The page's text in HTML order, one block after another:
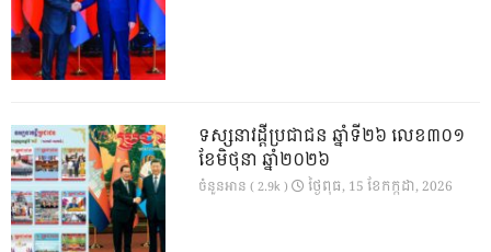
ទស្សនាវដ្ដីប្រជាជន ឆ្នាំទី២៦ លេខ៣០១
ខែមិថុនា ឆ្នាំ២០២៦
ចំនួនអាន ( 2.9k ) ថ្ងៃ​ពុធ, 15 ខែ​កក្កដា, 2026